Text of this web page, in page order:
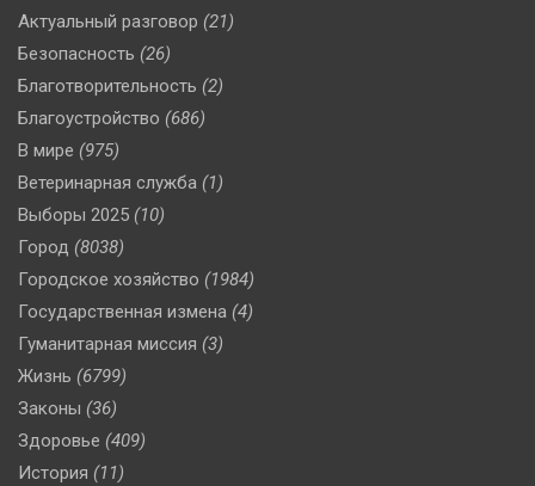
Актуальный разговор (21)
Безопасность (26)
Благотворительность (2)
Благоустройство (686)
В мире (975)
Ветеринарная служба (1)
Выборы 2025 (10)
Город (8038)
Городское хозяйство (1984)
Государственная измена (4)
Гуманитарная миссия (3)
Жизнь (6799)
Законы (36)
Здоровье (409)
История (11)